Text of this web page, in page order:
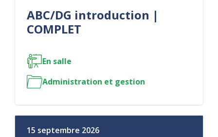
ABC/DG introduction |
COMPLET
En salle
Administration et gestion
15 septembre 2026